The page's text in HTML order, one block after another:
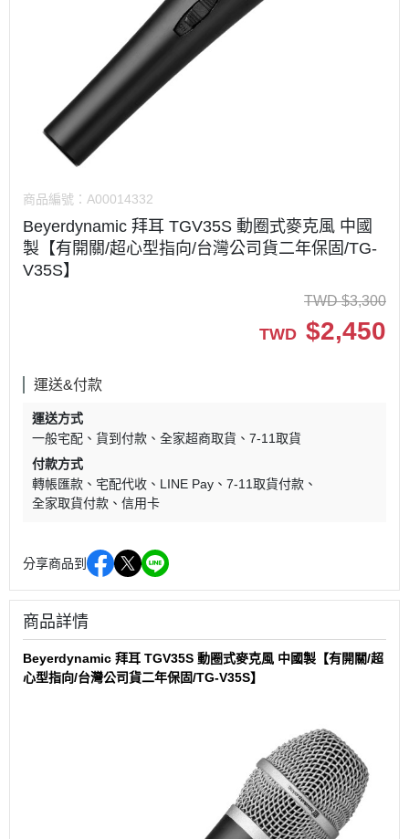
商品編號： A00014332
Beyerdynamic 拜耳 TGV35S 動圈式麥克風 中國
製【有開關/超心型指向/台灣公司貨二年保固/TG-
V35S】
TWD $3,300
TWD $2,450
運送&付款
運送方式
一般宅配
貨到付款 全家超商取貨
7-11取貨
付款方式
轉帳匯款
宅配代收 LINE Pay
7-11取貨付款
全家取貨付款
信用卡
分享商品到
商品詳情
Beyerdynamic 拜耳 TGV35S 動圈式麥克風 中國製【有開關/超
心型指向/台灣公司貨二年保固/TG-V35S】